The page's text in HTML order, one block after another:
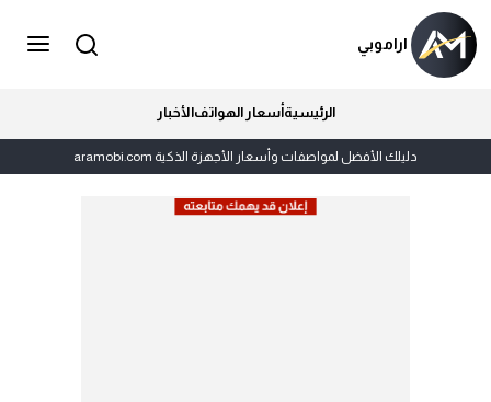
اراموبي
الرئيسيةأسعار الهواتفالأخبار
دليلك الأفضل لمواصفات وأسعار الأجهزة الذكية aramobi.com